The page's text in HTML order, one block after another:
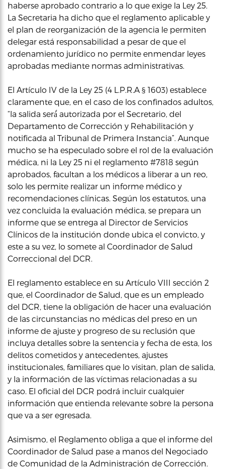
haberse aprobado contrario a lo que exige la Ley 25.
La Secretaria ha dicho que el reglamento aplicable y
el plan de reorganización de la agencia le permiten
delegar está responsabilidad a pesar de que el
ordenamiento jurídico no permite enmendar leyes
aprobadas mediante normas administrativas.
El Artículo IV de la Ley 25 (4 L.P.R.A § 1603) establece
claramente que, en el caso de los confinados adultos,
“la salida será́ autorizada por el Secretario, del
Departamento de Corrección y Rehabilitación y
notificada al Tribunal de Primera Instancia”. Aunque
mucho se ha especulado sobre el rol de la evaluación
médica, ni la Ley 25 ni el reglamento #7818 según
aprobados, facultan a los médicos a liberar a un reo,
solo les permite realizar un informe médico y
recomendaciones clínicas. Según los estatutos, una
vez concluida la evaluación médica, se prepara un
informe que se entrega al Director de Servicios
Clínicos de la institución donde ubica el convicto, y
este a su vez, lo somete al Coordinador de Salud
Correccional del DCR.
El reglamento establece en su Artículo VIII sección 2
que, el Coordinador de Salud, que es un empleado
del DCR, tiene la obligación de hacer una evaluación
de las circunstancias no médicas del preso en un
informe de ajuste y progreso de su reclusión que
incluya detalles sobre la sentencia y fecha de esta, los
delitos cometidos y antecedentes, ajustes
institucionales, familiares que lo visitan, plan de salida,
y la información de las víctimas relacionadas a su
caso. El oficial del DCR podrá incluir cualquier
información que entienda relevante sobre la persona
que va a ser egresada.
Asimismo, el Reglamento obliga a que el informe del
Coordinador de Salud pase a manos del Negociado
de Comunidad de la Administración de Corrección.